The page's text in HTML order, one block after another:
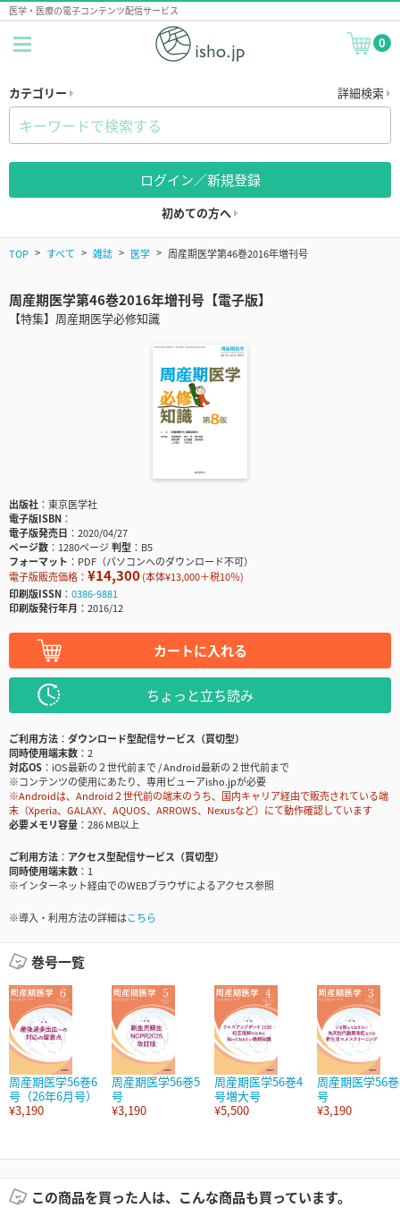
医学・医療の電子コンテンツ配信サービス
0
カテゴリー 詳細検索
ログイン／新規登録
初めての方へ
TOP すべて 雑誌 医学 周産期医学第46巻2016年増刊号
周産期医学第46巻2016年増刊号【電子版】
【特集】周産期医学必修知識
出版社
東京医学社
電子版ISBN
電子版発売日
2020/04/27
ページ数
1280ページ判型
B5
フォーマット
PDF（パソコンへのダウンロード不可）
電子版販売価格： ¥14,300(本体¥13,000＋税10％)
印刷版ISSN
0386-9881
印刷版発行年月
2016/12
カートに入れる
ちょっと立ち読み
ご利用方法
ダウンロード型配信サービス（買切型）
同時使用端末数
2
対応OS
iOS最新の２世代前まで / Android最新の２世代前まで
※コンテンツの使用にあたり、専用ビューアisho.jpが必要
※Androidは、Android２世代前の端末のうち、国内キャリア経由で販売されている端
末（Xperia、GALAXY、AQUOS、ARROWS、Nexusなど）にて動作確認しています
必要メモリ容量
286 MB以上
ご利用方法
アクセス型配信サービス（買切型）
同時使用端末数
1
※インターネット経由でのWEBブラウザによるアクセス参照
※導入・利用方法の詳細はこちら
巻号一覧
周産期医学56巻6
号（26年6月号）
¥3,190
周産期医学56巻5
号
¥3,190
周産期医学56巻4
号増大号
¥5,500
周産期医学56
号
¥3,190
この商品を買った人は、こんな商品も買っています。